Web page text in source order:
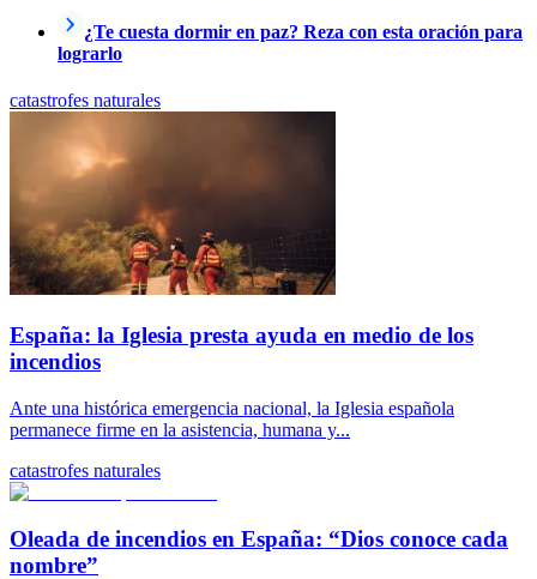
¿Te cuesta dormir en paz? Reza con esta oración para
lograrlo
catastrofes naturales
España: la Iglesia presta ayuda en medio de los
incendios
Ante una histórica emergencia nacional, la Iglesia española
permanece firme en la asistencia, humana y...
catastrofes naturales
Oleada de incendios en España: “Dios conoce cada
nombre”